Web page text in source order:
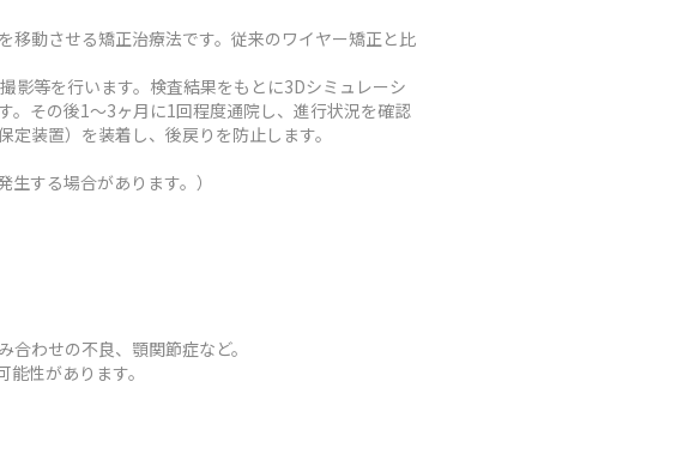
移動させる矯正治療法です。従来のワイヤー矯正と比
影等を行います。検査結果をもとに3Dシミュレーシ
。その後1～3ヶ月に1回程度通院し、進行状況を確認
装置）を装着し、後戻りを防止します。
する場合があります。）
わせの不良、顎関節症など。
性があります。